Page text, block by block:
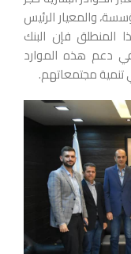
والمعيار الرئيس
المنطلق فإن البنك
دعم هذه الموارد
تنمية مجتمعاتهم.